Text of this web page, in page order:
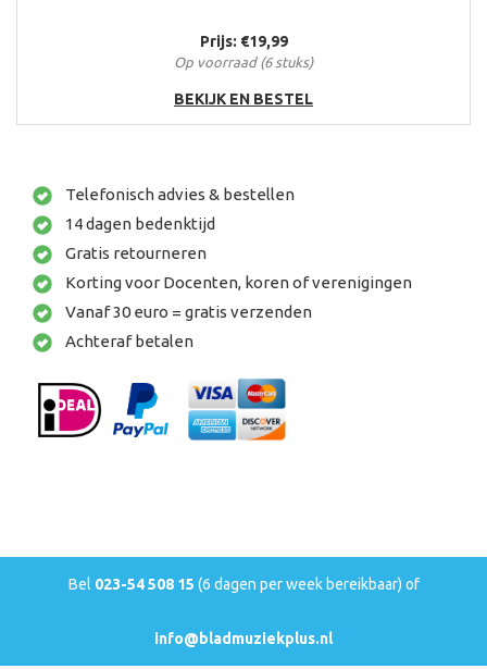
Prijs: €19,99
Op voorraad (6 stuks)
BEKIJK EN BESTEL
Telefonisch advies & bestellen
14 dagen bedenktijd
Gratis retourneren
Korting voor Docenten, koren of verenigingen
Vanaf 30 euro = gratis verzenden
Achteraf betalen
Bel 023-54 508 15 (6 dagen per week bereikbaar) of
info@bladmuziekplus.nl